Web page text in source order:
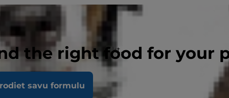
the right food for your
savu formulu
spēju skriet, staigāt un lēkt.